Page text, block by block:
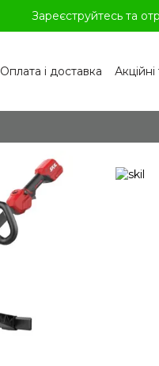
Зареєструйтесь та
Оплата і доставка